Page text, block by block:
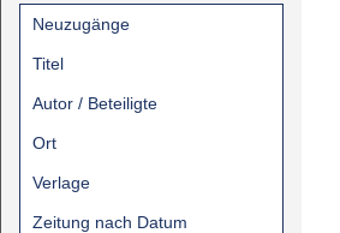
Neuzugänge
Titel
Autor / Beteiligte
Ort
Verlage
Zeitung nach Datum